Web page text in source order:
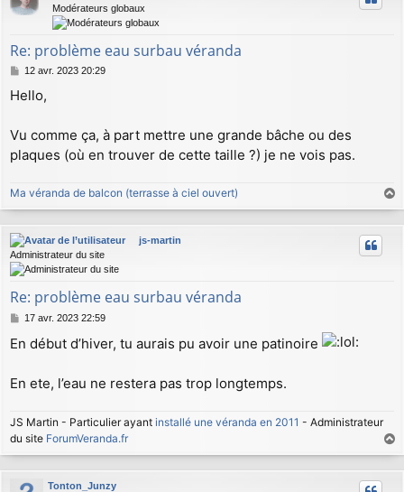
Modérateurs globaux
Re: problème eau surbau véranda
M
s
g
e
12 avr. 2023 20:29
Hello,
Vu comme ça, à part mettre une grande bâche ou des
plaques (où en trouver de cette taille ?) je ne vois pas.
Ma véranda de balcon (terrasse à ciel ouvert)
a
u
js-martin
Administrateur du site
Re: problème eau surbau véranda
M
s
g
17 avr. 2023 22:59
En début d’hiver, tu aurais pu avoir une patinoire
En ete, l’eau ne restera pas trop longtemps.
JS Martin - Particulier ayant installé une véranda en 2011 - Administrateur
du site ForumVeranda.fr
a
u
Tonton_Junzy